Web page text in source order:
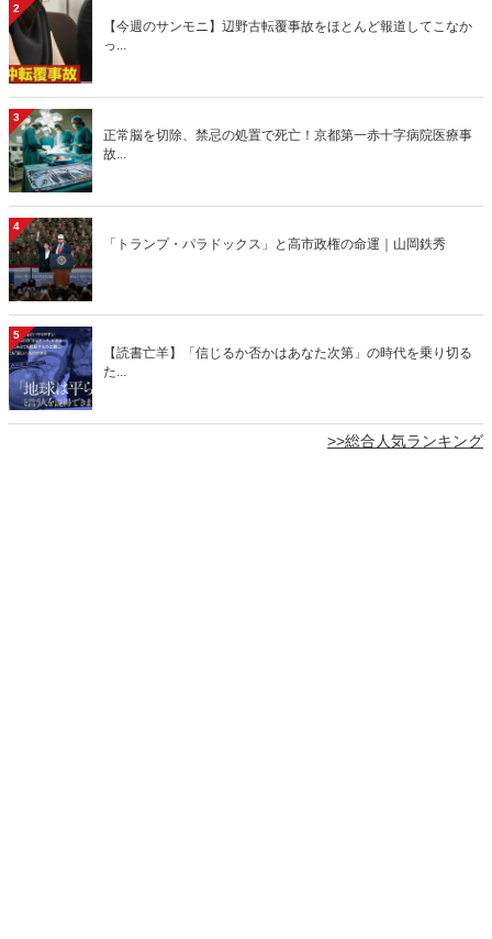
2
【今週のサンモニ】辺野古転覆事故をほとんど報道してこなか
っ...
3
正常脳を切除、禁忌の処置で死亡！京都第一赤十字病院医療事
故...
4
「トランプ・パラドックス」と高市政権の命運｜山岡鉄秀
5
【読書亡羊】「信じるか否かはあなた次第」の時代を乗り切る
た...
>>総合人気ランキング